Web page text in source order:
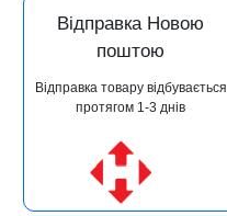
Відправка Новою
поштою
Відправка товару відбувається
протягом 1-3 днів